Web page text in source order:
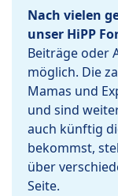
Nach vielen
unser HiPP
Beiträge oder
möglich. Die
Mamas und
und sind
auch künftig
bekommst,
über
Seite.